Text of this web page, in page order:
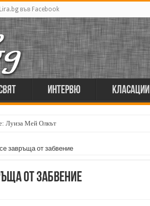
Lira.bg във Facebook
Интервю Класации
Луиза Мей Олкът
завръща от забвение
от забвение